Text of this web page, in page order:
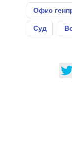
Офис
Суд